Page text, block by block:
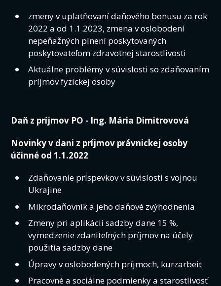
zmeny v uplatňovaní daňového bonusu za rok
2022 a od 1.1.2023, zmena v oslobodení
nepeňažných plnení poskytovaných
poskytovateľom zdravotnej starostlivosti
Aktuálne problémy v súvislosti so zdaňovaním
príjmov fyzickej osoby
Daň z príjmov PO - Ing. Mária Dimitrovová
Novinky v dani z príjmov právnickej osoby
účinné od 1.1.2022
Zdaňovanie príspevkov v súvislosti s vojnou
Ukrajine
Mikrodaňovník a jeho daňové zvýhodnenia
Zmeny pri aplikácii sadzby dane 15 %,
vymedzenie zdaniteľných príjmov na účely
použitia sadzby dane
Úpravy v oslobodených príjmoch, kurzarbeit
Pracovné a sociálne podmienky a starostlivosť